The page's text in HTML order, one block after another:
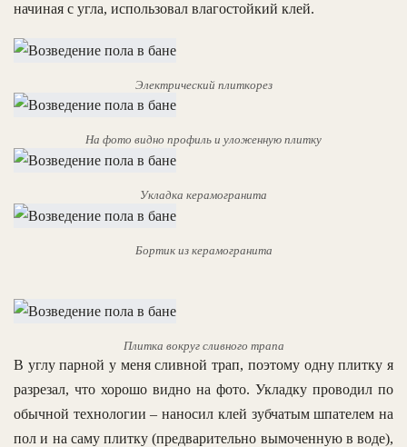
начиная с угла, использовал влагостойкий клей.
Электрический плиткорез
На фото видно профиль и уложенную плитку
Укладка керамогранита
Бортик из керамогранита
Плитка вокруг сливного трапа
В углу парной у меня сливной трап, поэтому одну плитку я
разрезал, что хорошо видно на фото. Укладку проводил по
обычной технологии – наносил клей зубчатым шпателем на
пол и на саму плитку (предварительно вымоченную в воде),